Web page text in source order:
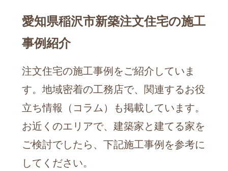
愛知県稲沢市新築注文住宅の施工
事例紹介
注文住宅の施工事例をご紹介していま
す。地域密着の工務店で、関連するお役
立ち情報（コラム）も掲載しています。
お近くのエリアで、建築家と建てる家を
ご検討でしたら、下記施工事例を参考に
してください。